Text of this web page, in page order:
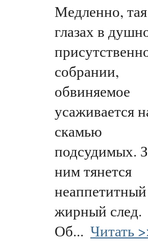
Медленно,
глазах в
собрании,
обвиняемое
усаживается
скамью
подсудимых.
ним тянется
неаппетитный
жирный след.
Об... Читать